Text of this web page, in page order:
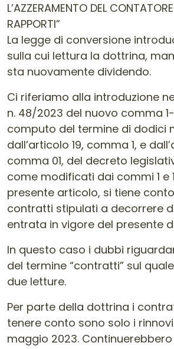
L’AZZERAMENTO DEL
RAPPORTI”
La legge di conversione
sulla cui lettura la dottrina,
sta nuovamente dividendo.
Ci riferiamo alla introduzione
n. 48/2023 del nuovo comma
computo del termine di dodici
dall’articolo 19, comma 1, e
comma 01, del decreto
come modificati dai commi 1 e
presente articolo, si tiene
contratti stipulati a decorrere
entrata in vigore del presente
In questo caso i dubbi
del termine “contratti” sul
due letture.
Per parte della dottrina i
tenere conto sono solo i
maggio 2023.